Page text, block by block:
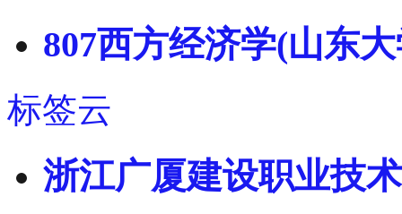
807西方经济学(山东
标签云
浙江广厦建设职业技